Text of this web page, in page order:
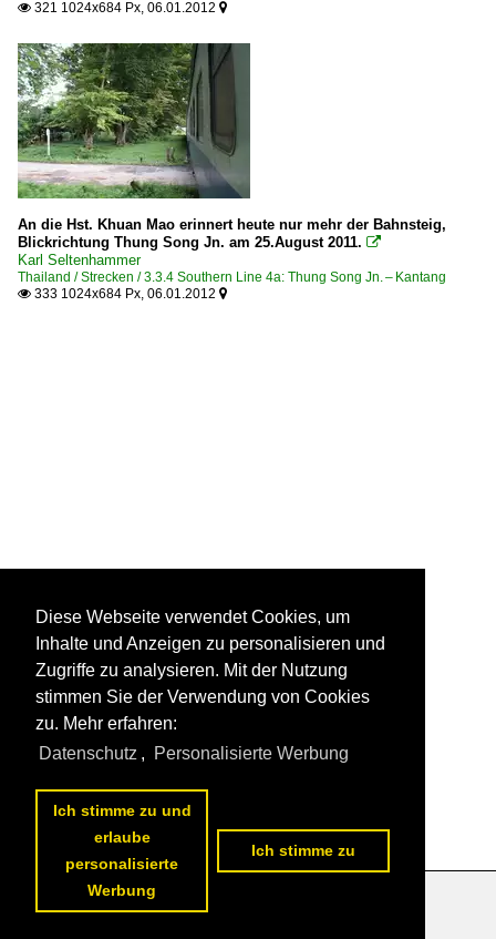
 321 1024x684 Px, 06.01.2012 
An die Hst. Khuan Mao erinnert heute nur mehr der Bahnsteig,
Blickrichtung Thung Song Jn. am 25.August 2011. 
Karl Seltenhammer
Thailand / Strecken / 3.3.4 Southern Line 4a: Thung Song Jn. – Kantang
 333 1024x684 Px, 06.01.2012 
Datenschutzerklärung
Diese Webseite verwendet Cookies, um
Inhalte und Anzeigen zu personalisieren und
Zugriffe zu analysieren. Mit der Nutzung
stimmen Sie der Verwendung von Cookies
zu. Mehr erfahren:
Datenschutz , Personalisierte Werbung
Ich stimme zu und
erlaube
personalisierte
Werbung
Ich stimme zu